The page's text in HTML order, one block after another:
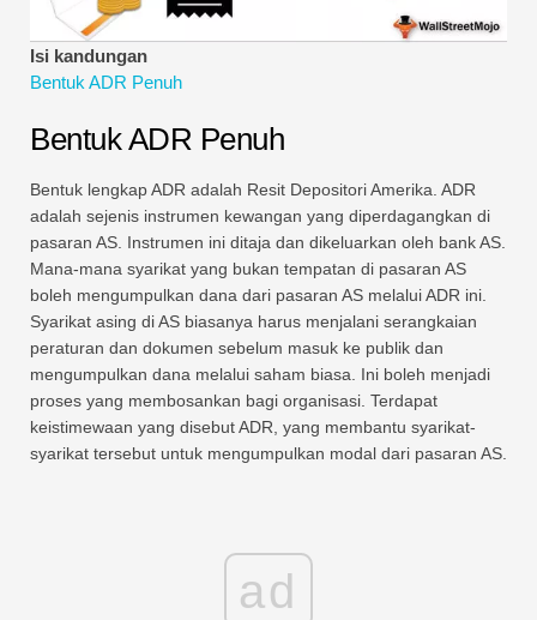
Tutorial Pemodelan Kewangan
Bentuk penuh
Tutorial Pengurusan Risiko
Isi kandungan
Bentuk ADR Penuh
Bentuk ADR Penuh
Bentuk lengkap ADR adalah Resit Depositori Amerika. ADR
adalah sejenis instrumen kewangan yang diperdagangkan di
pasaran AS. Instrumen ini ditaja dan dikeluarkan oleh bank AS.
Mana-mana syarikat yang bukan tempatan di pasaran AS
boleh mengumpulkan dana dari pasaran AS melalui ADR ini.
Syarikat asing di AS biasanya harus menjalani serangkaian
peraturan dan dokumen sebelum masuk ke publik dan
mengumpulkan dana melalui saham biasa. Ini boleh menjadi
proses yang membosankan bagi organisasi. Terdapat
keistimewaan yang disebut ADR, yang membantu syarikat-
syarikat tersebut untuk mengumpulkan modal dari pasaran AS.
ad